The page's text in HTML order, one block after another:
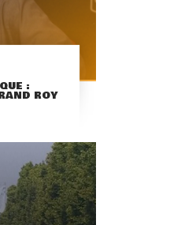
:
ROY